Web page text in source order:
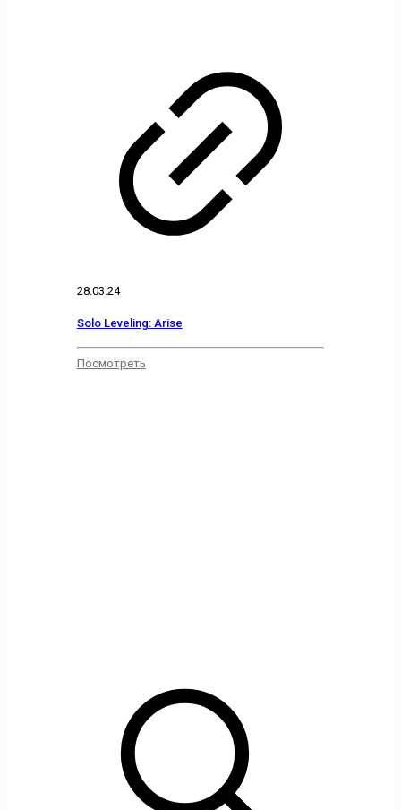
28.03.24
Solo Leveling: Arise
Посмотреть